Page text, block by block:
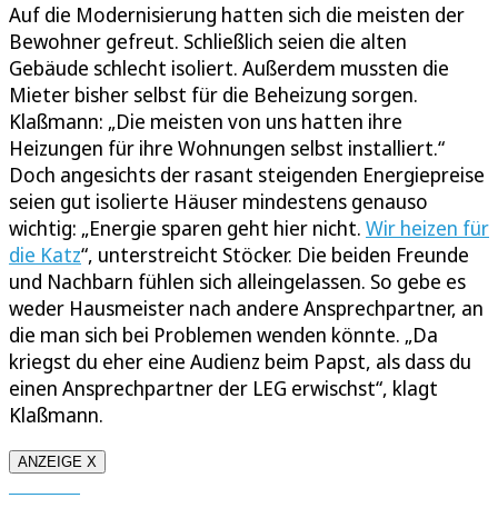
Auf die Modernisierung hatten sich die meisten der
Bewohner gefreut. Schließlich seien die alten
Gebäude schlecht isoliert. Außerdem mussten die
Mieter bisher selbst für die Beheizung sorgen.
Klaßmann: „Die meisten von uns hatten ihre
Heizungen für ihre Wohnungen selbst installiert.“
Doch angesichts der rasant steigenden Energiepreise
seien gut isolierte Häuser mindestens genauso
wichtig: „Energie sparen geht hier nicht. Wir heizen für
die Katz“, unterstreicht Stöcker. Die beiden Freunde
und Nachbarn fühlen sich alleingelassen. So gebe es
weder Hausmeister nach andere Ansprechpartner, an
die man sich bei Problemen wenden könnte. „Da
kriegst du eher eine Audienz beim Papst, als dass du
einen Ansprechpartner der LEG erwischst“, klagt
Klaßmann.
ANZEIGE X